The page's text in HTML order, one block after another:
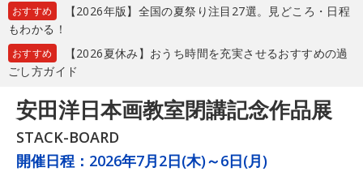
おすすめ
【2026年版】全国の夏祭り注目27選。見どころ・日程
もわかる！
おすすめ
【2026夏休み】おうち時間を充実させるおすすめの過
ごし方ガイド
安田洋日本画教室閉講記念作品展
STACK-BOARD
開催日程： 2026年7月2日(木)～6日(月)